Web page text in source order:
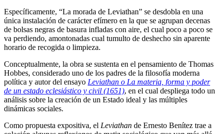
Específicamente, “La morada de Leviathan” se desdobla en una
única instalación de carácter efímero en la que se agrupan decenas
de bolsas negras de basura infladas con aire, el cual poco a poco se
va perdiendo, amontonadas cual tumulto de deshecho sin aparente
horario de recogida o limpieza.
Conceptualmente, la obra se sustenta en el pensamiento de Thomas
Hobbes, considerado uno de los padres de la filosofía moderna
política y autor del ensayo Leviathan o La materia, forma y poder
de un estado eclesiástico y civil (1651), en el cual despliega todo un
análisis sobre la creación de un Estado ideal y las múltiples
dinámicas sociales.
Como propuesta expositiva, el Leviathan de Ernesto Benítez trae a